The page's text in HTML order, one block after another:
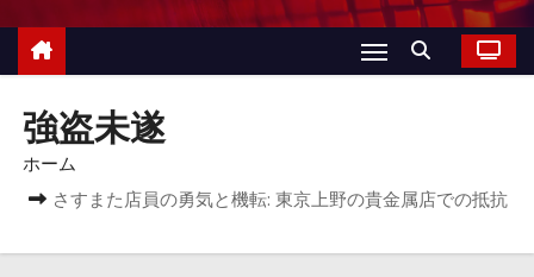
強盗未遂
ホーム
さすまた店員の勇気と機転: 東京上野の貴金属店での抵抗